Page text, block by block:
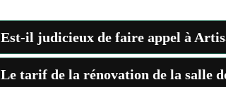
Est-il judicieux de faire appel à
Le tarif de la rénovation de la salle